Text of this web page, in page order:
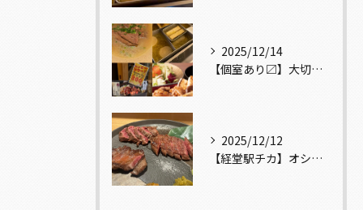
2025/12/14
【個室あり〼】大切な記念日、お祝い事でのご来店ぜひお待ちして...
2025/12/12
【経堂駅チカ】オシャレ居酒屋🏮自慢のお肉が楽しめる🐃お得なコ...